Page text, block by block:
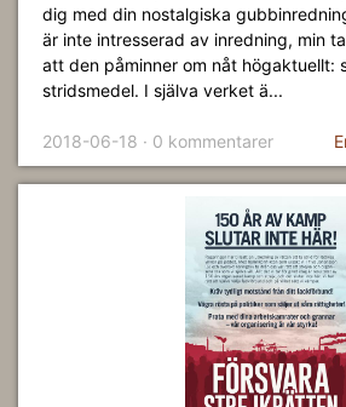
dig med din nostalgiska
är inte intresserad av inredning, min
att den påminner om nåt högaktuellt:
stridsmedel. I själva verket ä...
2018-06-18 · 0 kommentarer